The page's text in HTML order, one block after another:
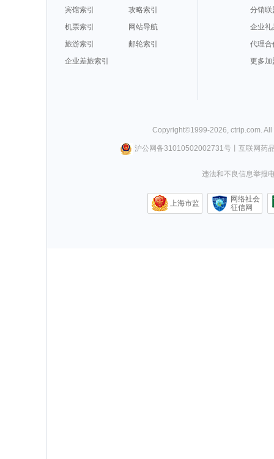
宾馆索引
攻略索引
机票索引
网站导航
旅游索引
邮轮索引
企业差旅索引
分销联
企业礼
代理合
更多加
Copyright©1999-2026, ctrip.com.
沪公网备31010502002731号丨 互联网药
违法和不良信息举报
上海市监
网络社会
征信网